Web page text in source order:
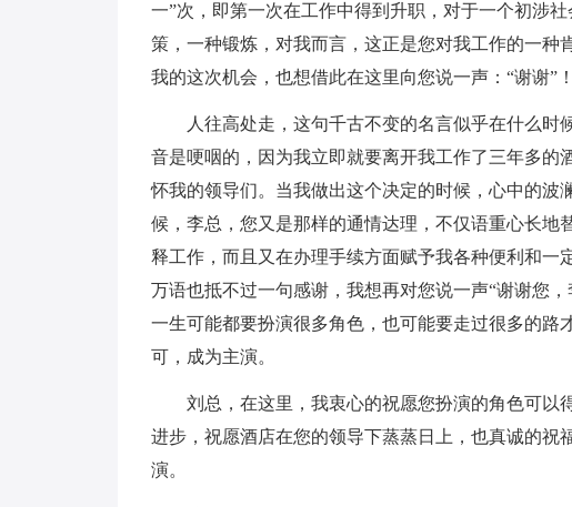
一”次，即第一次在工作中得到升职，对于一个初涉
策，一种锻炼，对我而言，这正是您对我工作的一
我的这次机会，也想借此在这里向您说一声：“谢谢”！
人往高处走，这句千古不变的名言似乎在什么
音是哽咽的，因为我立即就要离开我工作了三年多的
怀我的领导们。当我做出这个决定的时候，心中的波
候，李总，您又是那样的通情达理，不仅语重心长
释工作，而且又在办理手续方面赋予我各种便利和
万语也抵不过一句感谢，我想再对您说一声“谢谢您
一生可能都要扮演很多角色，也可能要走过很多的路
可，成为主演。
刘总，在这里，我衷心的祝愿您扮演的角色可以
进步，祝愿酒店在您的领导下蒸蒸日上，也真诚的祝
演。